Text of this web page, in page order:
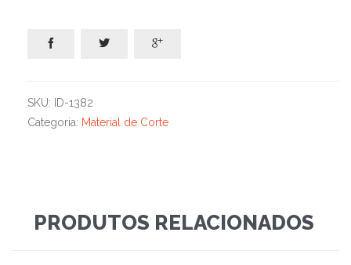
  
SKU:
ID-1382
Categoria: Material de Corte
PRODUTOS RELACIONADOS